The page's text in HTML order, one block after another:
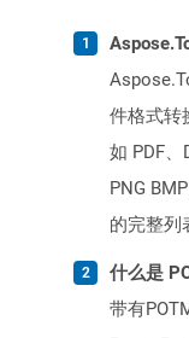
件格式转
如 PDF、
PNG
的完整列
什么是
带有